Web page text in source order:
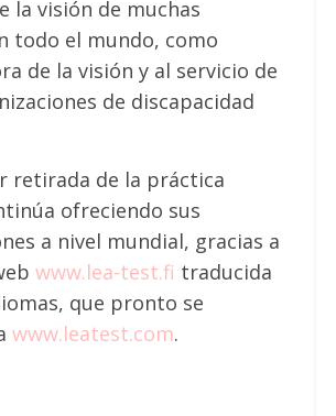
la visión de muchas
todo el mundo, como
de la visión y al servicio de
de discapacidad
retirada de la práctica
ofreciendo sus
a nivel mundial, gracias a
www.lea-test.fi traducida
que pronto se
www.leatest.com.